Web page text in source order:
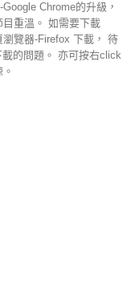
Chrome的升級，
重溫。 如需要下載
覽器-Firefox 下載， 待
的問題。 亦可按右click